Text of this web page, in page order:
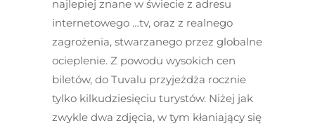
najlepiej znane w świecie z adresu
internetowego …tv, oraz z realnego
zagrożenia, stwarzanego przez globalne
ocieplenie. Z powodu wysokich cen
biletów, do Tuvalu przyjeżdża rocznie
tylko kilkudziesięciu turystów. Niżej jak
zwykle dwa zdjęcia, w tym kłaniający się